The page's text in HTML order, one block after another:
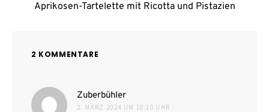
Aprikosen-Tartelette mit Ricotta und Pistazien
2 KOMMENTARE
Zuberbühler
2. MÄRZ 2024 UM 10:10 UHR